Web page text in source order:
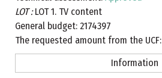
LOT :LOT 1. TV content
General budget: 2174397
The requested amount from the UCF:
Information